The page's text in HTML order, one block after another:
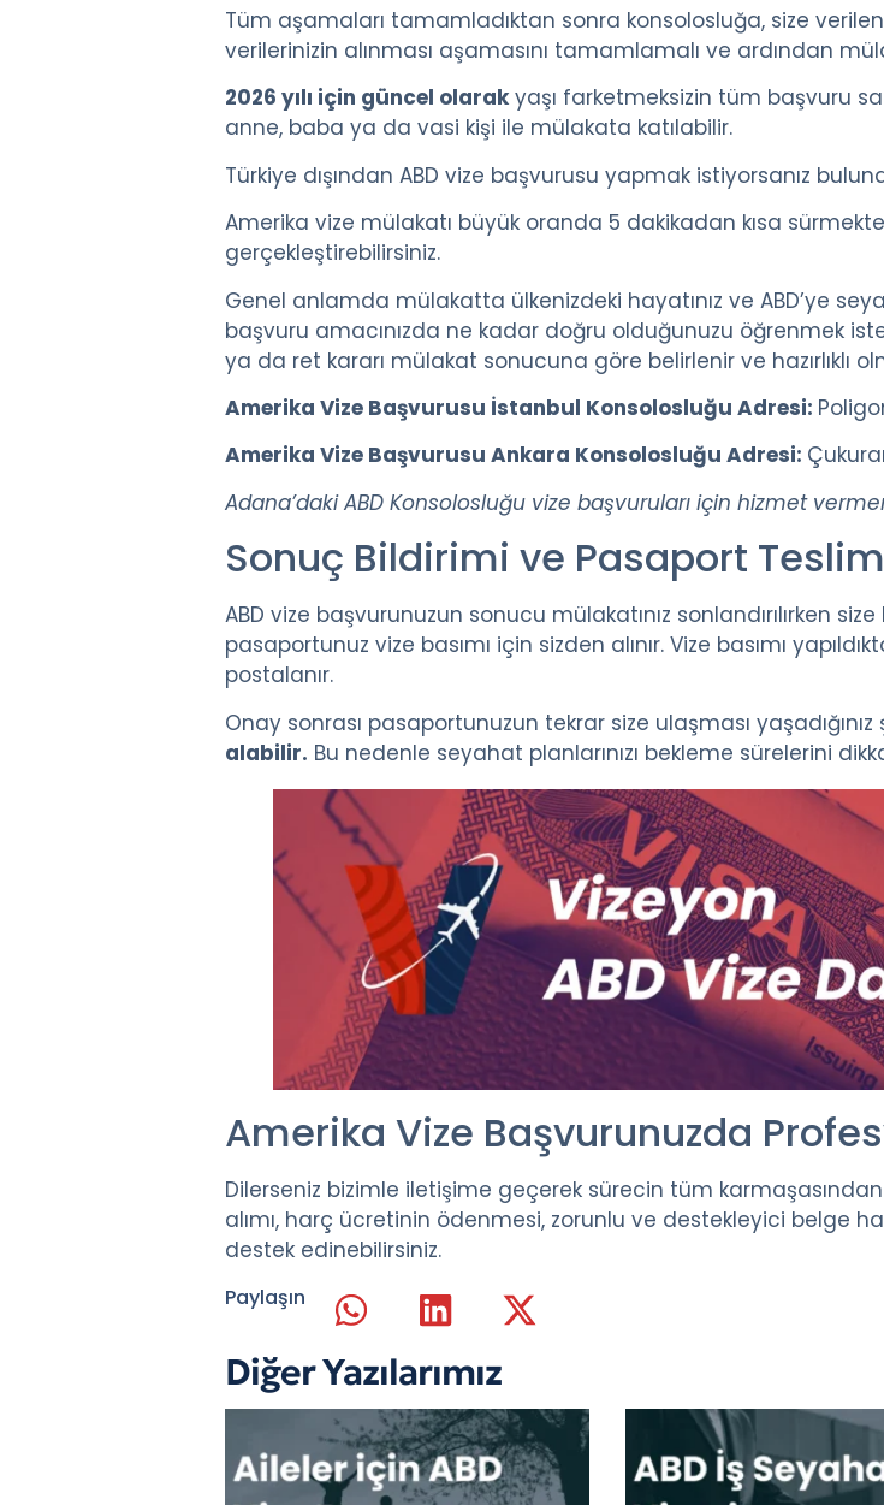
Tüm aşamaları tamamladıktan sonra konsolosluğa, size
verilerinizin alınması aşamasını tamamlamalı ve ardından
2026 yılı için güncel olarak yaşı farketmeksizin tüm başvuru
anne, baba ya da vasi kişi ile mülakata katılabilir.
Türkiye dışından ABD vize başvurusu yapmak istiyorsanız
Amerika vize mülakatı büyük oranda 5 dakikadan kısa
gerçekleştirebilirsiniz.
Genel anlamda mülakatta ülkenizdeki hayatınız ve ABD’ye
başvuru amacınızda ne kadar doğru olduğunuzu öğrenmek
ya da ret kararı mülakat sonucuna göre belirlenir ve hazırlıklı
Amerika Vize Başvurusu İstanbul Konsolosluğu Adresi:
Amerika Vize Başvurusu Ankara Konsolosluğu Adresi:
Adana’daki ABD Konsolosluğu vize başvuruları için hizmet
Sonuç Bildirimi ve Pasaport
ABD vize başvurunuzun sonucu mülakatınız sonlandırılırken
pasaportunuz vize basımı için sizden alınır. Vize basımı
postalanır.
Onay sonrası pasaportunuzun tekrar size ulaşması
alabilir. Bu nedenle seyahat planlarınızı bekleme sürelerini
Amerika Vize Başvurunuzda
Dilerseniz bizimle iletişime geçerek sürecin tüm
alımı, harç ücretinin ödenmesi, zorunlu ve destekleyici belge
destek edinebilirsiniz.
Paylaşın
Diğer Yazılarımız